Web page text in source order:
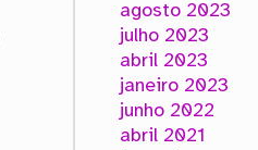
agosto 2023
julho 2023
abril 2023
janeiro 2023
junho 2022
abril 2021